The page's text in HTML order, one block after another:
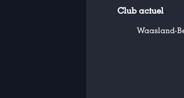
Club actuel
Waasland-